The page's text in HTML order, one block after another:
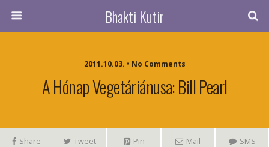
Bhakti Kutir
2011.10.03. • No Comments
A Hónap Vegetáriánusa: Bill Pearl
Share Tweet Pin Mail SMS